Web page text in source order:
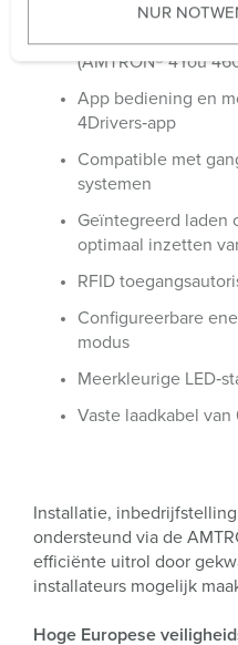
w
NUR
(AMTRON® 4You
App bediening en
4Drivers‑app
Compatible met
systemen
Geïntegreerd laden
optimaal inzetten
RFID
Configureerbare
modus
Meerkleurige LED‑
Vaste laadkabel
Installatie,
ondersteund via de
efficiënte uitrol door
installateurs mogelijk
Hoge Europese